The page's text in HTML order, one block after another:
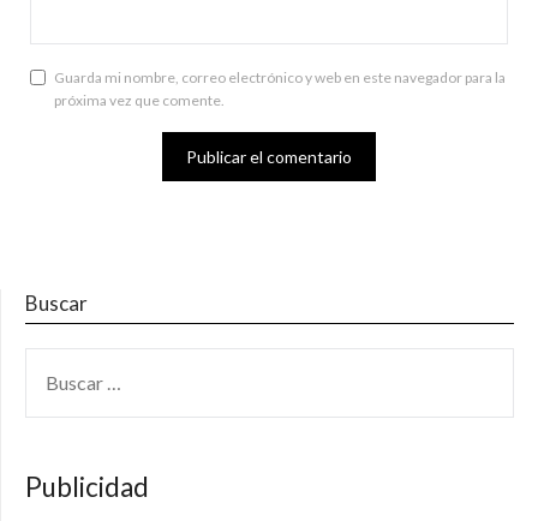
Guarda mi nombre, correo electrónico y web en este navegador para la
próxima vez que comente.
Buscar
Publicidad